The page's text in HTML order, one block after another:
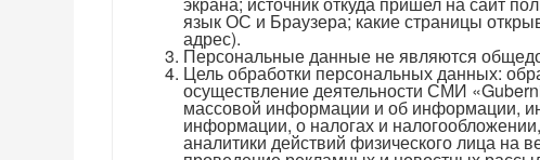
язык ОС и Браузера; какие страницы
адрес).
Персональные данные не являются
Цель обработки персональных данных:
осуществление деятельности СМИ
массовой информации и об информации,
информации, о налогах и
аналитики действий физического лица на